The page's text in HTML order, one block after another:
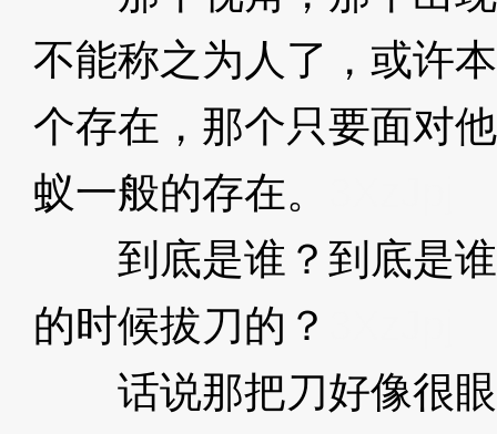
不能称之为人了，或许
个存在，那个只要面对
蚁一般的存在。
到底是谁？到底是谁
的时候拔刀的？
话说那把刀好像很眼